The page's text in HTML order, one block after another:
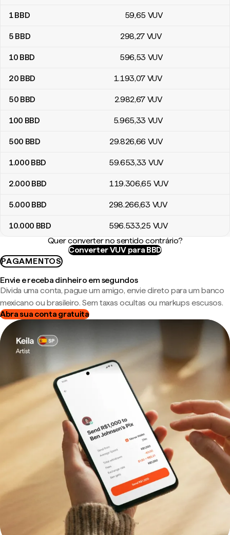
Tabela de conversão de Dólares barbadenses para Vatus de
1BBD 59,65 VUV
5 BBD 298,27 VUV
10 BBD 596,53 VUV
20 BBD 1.193,07 VUV
50 BBD 2.982,67 VUV
100 BBD 5.965,33 VUV
500 BBD 29.826,66 VUV
1.000 BBD 59.653,33 VUV
2.000 BBD 119.306,65 VUV
5.000 BBD 298.266,63 VUV
10.000 BBD 596.533,25 VUV
Quer converter no sentido contrário?
Converter VUV para BBD
PAGAMENTOS
Envie e receba dinheiro em segundos
Divida uma conta, pague um amigo, envie direto para um banco
mexicano ou brasileiro. Sem taxas ocultas ou markups escusos.
Abra sua conta gratuita